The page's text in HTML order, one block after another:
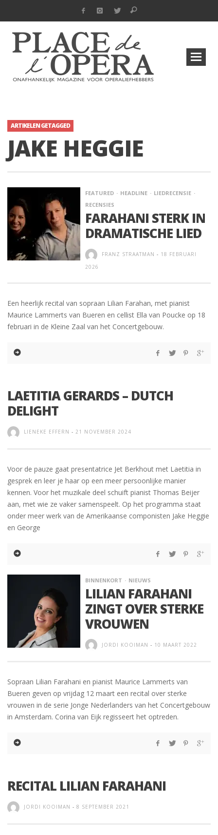
ARTIKELEN GETAGGED
JAKE HEGGIE
FEATURED HEADLINE
LIEDRECENSIE
RECENSIES
FARAHANI STERK IN
DRAMATISCHE LIED
FRANZ STRAATMAN - 18 FEBRUARI
2026
Een heerlijk recital van sopraan Lilian Farahan, met pianist
Maurice Lammerts van Bueren en cellist Ella van Poucke op 18
februari in de Kleine Zaal van het Concertgebouw.
LAETITIA GERARDS – DUTCH
DELIGHT
LIENEKE EFFERN - 21 NOVEMBER 2024
Voor de pauze gaat presentatrice Jet Berkhout met Laetitia in
gesprek en leer je haar op een meer persoonlijke manier
kennen. Voor het muzikale deel schuift pianist Thomas Beijer
aan, met wie ze vaker samenspeelt. Op het programma staat
onder meer werk van de Amerikaanse componisten Jake Heggie
en George
BINNENKORT NIEUWS
LILIAN FARAHANI
ZINGT OVER STERKE
VROUWEN
JORDI KOOIMAN - 10 MAART 2022
Sopraan Lilian Farahani en pianist Maurice Lammerts van
Bueren geven op vrijdag 12 maart een recital over sterke
vrouwen in de serie Jonge Nederlanders van het Concertgebouw
in Amsterdam. Corina van Eijk regisseert het optreden.
RECITAL LILIAN FARAHANI
JORDI KOOIMAN - 8 SEPTEMBER 2021